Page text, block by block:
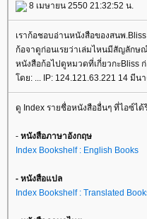
8 เมษายน 2550 21:32:52 น.
เราก้อชอบอ่านหนังสือของสนพ
ก้อจาดูก่อนเรยว่าเล่มไหนมีสัญลักษ
หนังสือก้อไปดูหมวดที่เกี่ยวกะBliss
ดย: ... IP: 124.121.63.221 14 มีน
ดู Index รายชื่อหนังสืออื่นๆ ที่ไอซ์ไ
- หนังสือภาษาอังกฤษ
Index Bookshelf : English Books
- หนังสือแปล
Index Bookshelf : Translated